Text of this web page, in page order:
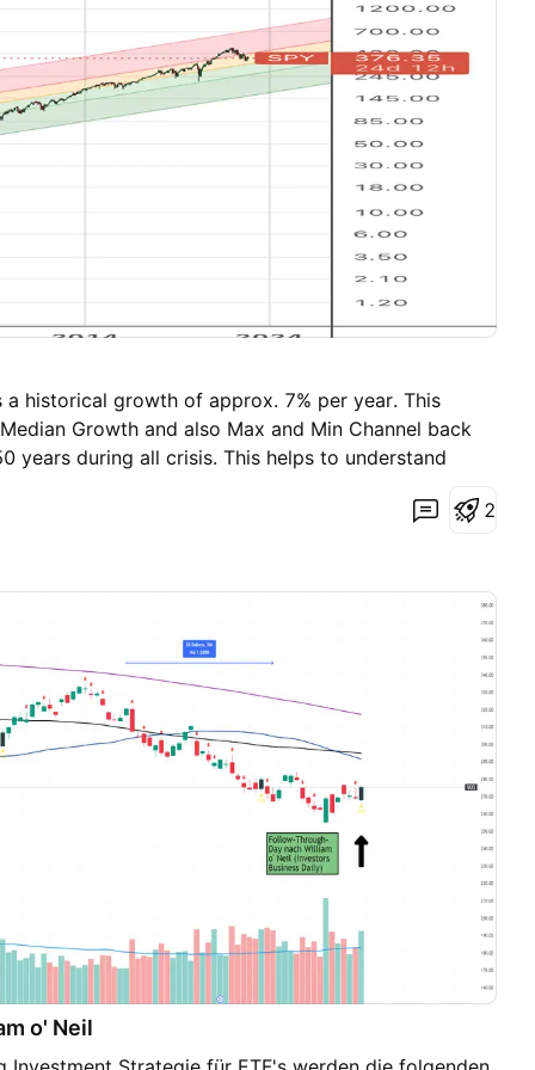
kannst, unabhängig davon, was in den Märkten
Erwartungswert und das Selbstbewusstsein ist eine
ist, die du aber mit 100 %iger Sicherheit
als eine Strategie, die zu 70 % effizient ist, die
genau ausführen kannst. Sich nicht von einem
der wahre Flex. Entwerfe eine Strategie zur
von Verlusten. - Wie dem auch sei, vielen Dank
Start in die Woche! Lass uns in einem Kommentar
hast, und wir werden in Erwägung ziehen, eine
Trading-Psychologie zu erstellen. - Team
a historical growth of approx. 7% per year. This
Growth and also Max and Min Channel back
years during all crisis. This helps to understand
2
o' Neil